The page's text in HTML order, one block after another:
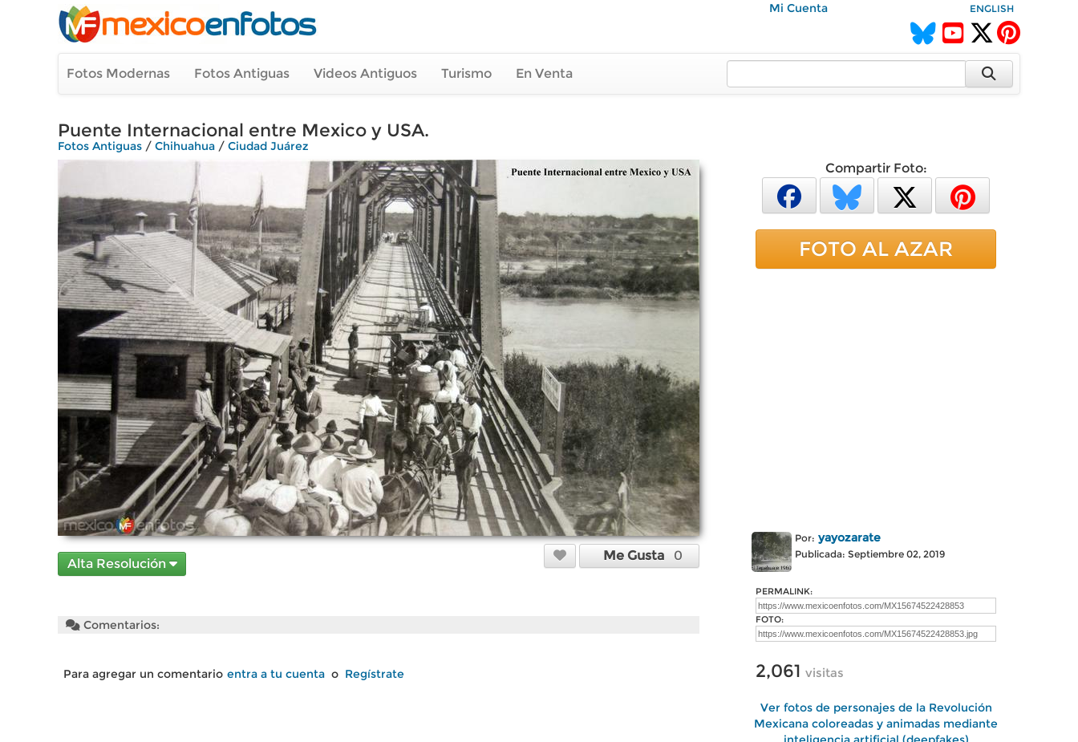
Mi Cuenta ENGLISH
Fotos Modernas Fotos Antiguas Videos Antiguos Turismo En Venta
Puente Internacional entre Mexico y USA.
Fotos Antiguas / Chihuahua / Ciudad Juárez
Alta Resolución
Me Gusta 0
Comentarios:
Para agregar un comentario entra a tu cuenta o Regístrate
Compartir Foto:
FOTO AL AZAR
Por: yayozarate
Publicada: Septiembre 02, 2019
PERMALINK:
FOTO:
2,061 visitas
Ver fotos de personajes de la Revolución
Mexicana coloreadas y animadas mediante